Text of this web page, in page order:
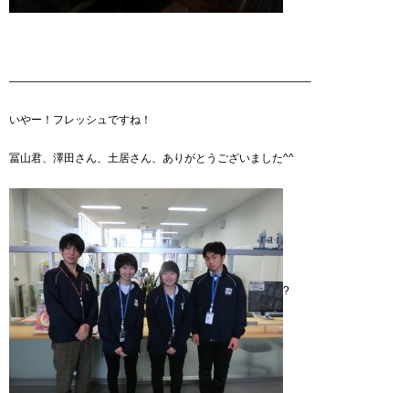
———————————————————————————–
いやー！フレッシュですね！
冨山君、澤田さん、土居さん、ありがとうございました^^
?